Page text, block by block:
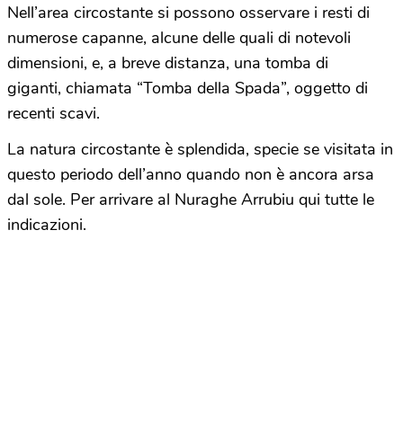
Nell’area circostante si possono osservare i resti di
numerose capanne, alcune delle quali di notevoli
dimensioni, e, a breve distanza, una tomba di
giganti, chiamata “Tomba della Spada”, oggetto di
recenti scavi.
La natura circostante è splendida, specie se visitata in
questo periodo dell’anno quando non è ancora arsa
dal sole. Per arrivare al Nuraghe Arrubiu qui tutte le
indicazioni.